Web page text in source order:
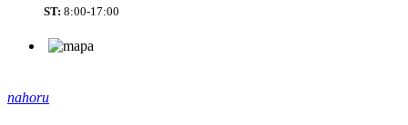
ST: 8:00-17:00
nahoru